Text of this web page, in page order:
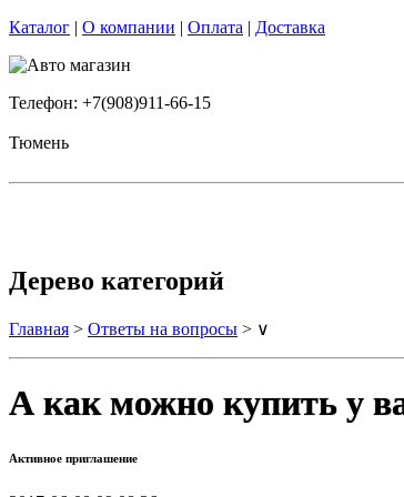
Каталог | О компании | Оплата | Доставка
Телефон: +7(908)911-66-15
Тюмень
Дерево категорий
Главная > Ответы на вопросы > ∨
А как можно купить у
Активное приглашение